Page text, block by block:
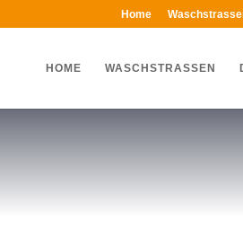
Home
HOME WASCHSTRASSEN